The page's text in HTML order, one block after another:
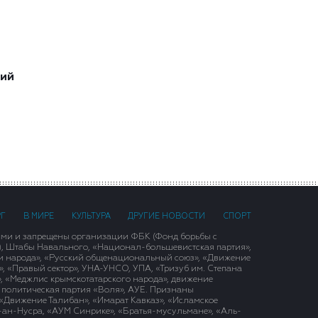
В МИРЕ КУЛЬТУРА ДРУГИЕ НОВОСТИ СПОРТ
и запрещены организации ФБК (Фонд борьбы с
Штабы Навального, «Национал-большевистская партия»,
народа», «Русский общенациональный союз», «Движение
«Правый сектор», УНА-УНСО, УПА, «Тризуб им. Степана
крымскотатарского народа», движение
политическая партия «Воля», АУЕ. Признаны
Талибан», «Имарат Кавказ», «Исламское
ан-Нусра, «АУМ Синрике», «Братья-мусульмане», «Аль-